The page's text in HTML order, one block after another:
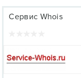
Сервис Whois